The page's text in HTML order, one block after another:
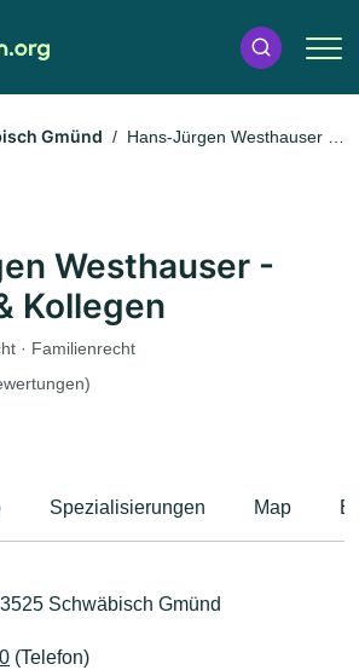
Gmünd
Hans-Jürgen Westhauser -
Westhauser -
Kollegen
· Familienrecht
Spezialisierungen Map
Schwäbisch Gmünd
(Telefon)